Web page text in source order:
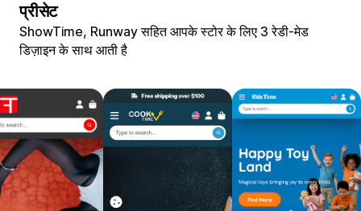
प्रीसेट
ShowTime, Runway सहित आपके स्टोर के लिए 3 रेडी-मेड
डिज़ाइन के साथ आती है